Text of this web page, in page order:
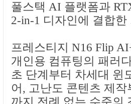
풀스택 AI 플랫폼과
2-in-1 디자인에 결합
프레스티지 N16 Flip
개인용 컴퓨팅의 패러
초 단계부터 차세대 윈
어, 고난도 콘텐츠 제